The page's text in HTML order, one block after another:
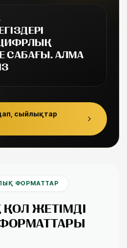
САБАҒЫ. АЛМА
сыйлықтар
ФОРМАТТАР
ЖЕТІМДІ